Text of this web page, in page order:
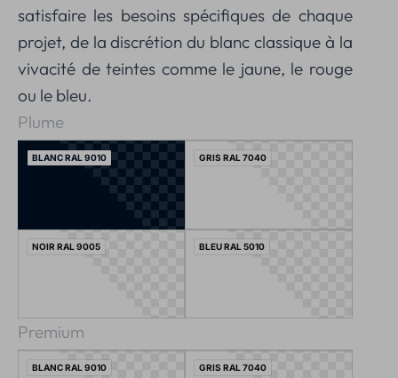
satisfaire les besoins spécifiques de chaque
projet, de la discrétion du blanc classique à la
vivacité de teintes comme le jaune, le rouge
ou le bleu.
Plume
BLANC RAL 9010 GRIS RAL 7040
NOIR RAL 9005 BLEU RAL 5010
Premium
BLANC RAL 9010 GRIS RAL 7040